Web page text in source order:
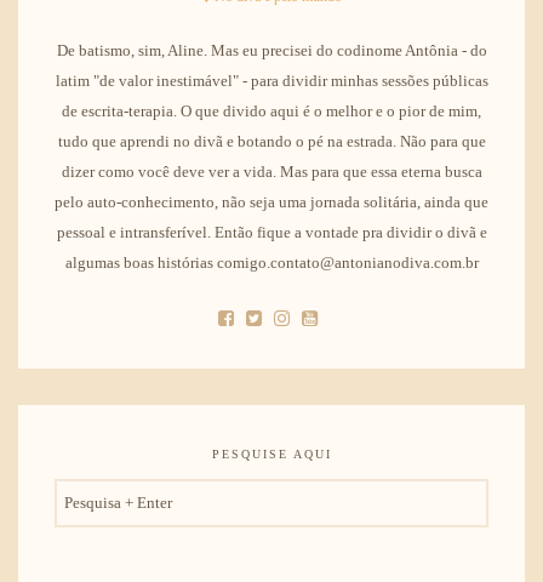
De batismo, sim, Aline. Mas eu precisei do codinome Antônia - do
latim "de valor inestimável" - para dividir minhas sessões públicas
de escrita-terapia. O que divido aqui é o melhor e o pior de mim,
tudo que aprendi no divã e botando o pé na estrada. Não para que
dizer como você deve ver a vida. Mas para que essa eterna busca
pelo auto-conhecimento, não seja uma jornada solitária, ainda que
pessoal e intransferível. Então fique a vontade pra dividir o divã e
algumas boas histórias comigo.contato@antonianodiva.com.br
PESQUISE AQUI